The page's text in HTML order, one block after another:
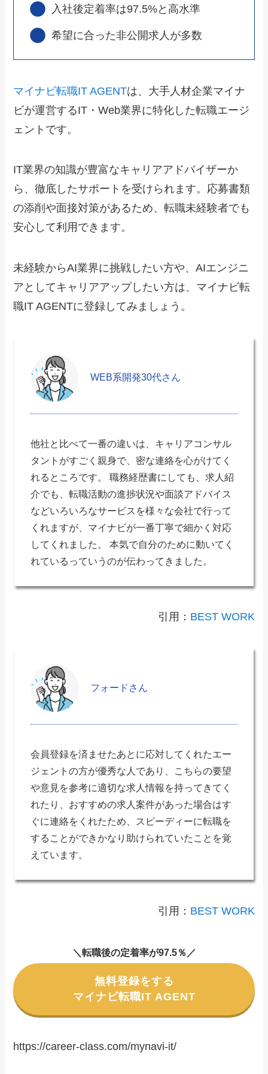
入社後定着率は97.5%と高水準
希望に合った非公開求人が多数
マイナビ転職IT AGENTは、大手人材企業マイナ
ビが運営するIT・Web業界に特化した転職エージ
ェントです。
IT業界の知識が豊富なキャリアアドバイザーか
ら、徹底したサポートを受けられます。応募書類
の添削や面接対策があるため、転職未経験者でも
安心して利用できます。
未経験からAI業界に挑戦したい方や、AIエンジニ
アとしてキャリアアップしたい方は、マイナビ転
職IT AGENTに登録してみましょう。
WEB系開発30代さん
他社と比べて一番の違いは、キャリアコンサル
タントがすごく親身で、密な連絡を心がけてく
れるところです。 職務経歴書にしても、求人紹
介でも、転職活動の進捗状況や面談アドバイス
などいろいろなサービスを様々な会社で行って
くれますが、マイナビが一番丁寧で細かく対応
してくれました。 本気で自分のために動いてく
れているっていうのが伝わってきました。
引用： BEST WORK
フォードさん
会員登録を済ませたあとに応対してくれたエー
ジェントの方が優秀な人であり、こちらの要望
や意見を参考に適切な求人情報を持ってきてく
れたり、おすすめの求人案件があった場合はす
ぐに連絡をくれたため、スピーディーに転職を
することができかなり助けられていたことを覚
えています。
引用： BEST WORK
＼転職後の定着率が97.5％／
無料登録をする
マイナビ転職IT AGENT
https://career-class.com/mynavi-it/